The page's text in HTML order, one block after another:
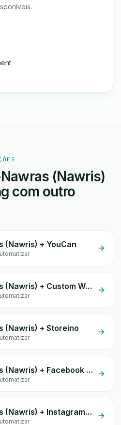
(Nawris)
com outro
(Nawris) + YouCan
Al-Nawras (Nawris) + Custom Webhook
(Nawris) + Storeino
Al-Nawras (Nawris) + Facebook Commerce
Al-Nawras (Nawris) + Instagram Comment